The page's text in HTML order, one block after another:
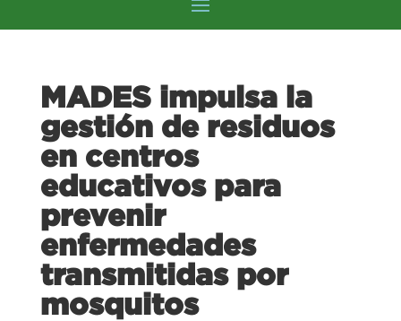
MADES impulsa la
gestión de residuos
en centros
educativos para
prevenir
enfermedades
transmitidas por
mosquitos